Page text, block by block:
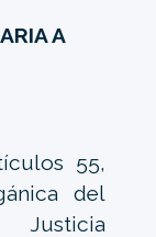
A
55,
del